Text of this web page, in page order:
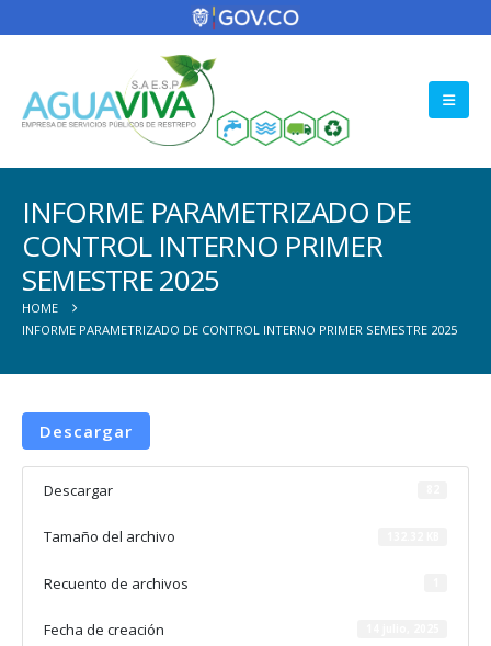
INFORME PARAMETRIZADO DE
CONTROL INTERNO PRIMER
SEMESTRE 2025
HOME
INFORME PARAMETRIZADO DE CONTROL INTERNO PRIMER SEMESTRE 2025
Descargar
Descargar
Tamaño del archivo
Recuento de archivos
Fecha de creación